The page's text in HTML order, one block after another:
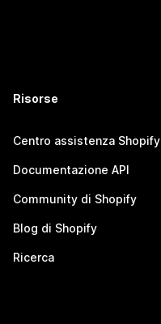
Risorse
Centro assistenza Shopify
Documentazione API
Community di Shopify
Blog di Shopify
Ricerca